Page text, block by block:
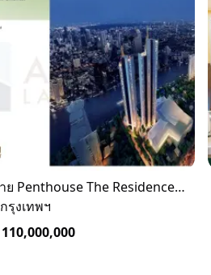
ขาย Penthouse The Residences at Mandarin Oriental Bangkok (ICONSIAM)
กรุงเทพฯ
110,000,000